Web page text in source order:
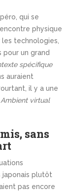
qui se
physique
technologies,
un grand
spécifique
auraient
il y a une
Ambient virtual
sans
japonais plutôt
pas encore